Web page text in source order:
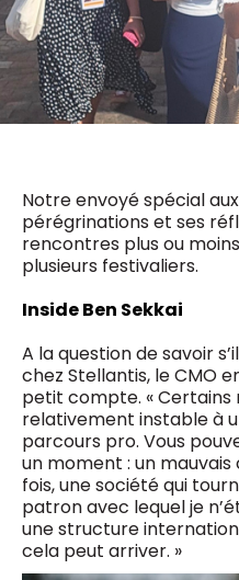
Notre envoyé spécial
pérégrinations et ses
rencontres plus ou
plusieurs festivaliers.
Inside Ben Sekkai
A la question de savoir
chez Stellantis, le CMO
petit compte. « Certains
relativement instable à
parcours pro. Vous
un moment : un
fois, une société qui
patron avec lequel je
une structure
cela peut arriver. »
0498 88 64 89
f.bouchar@mm.be
Chief Editor
Griet Byl
Chief Editor
Damien Lemaire
0477 37 31 65
d.lemaire@mm.be
VALIDER
NOTRE
5 x week
1 x week
1 x week
10 x year
10 x year
Des questions ?